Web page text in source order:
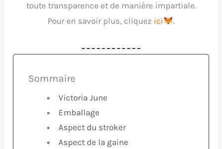
toute transparence et de manière impartiale.
Pour en savoir plus, cliquez ici .
Sommaire
Victoria June
Emballage
Aspect du stroker
Aspect de la gaine